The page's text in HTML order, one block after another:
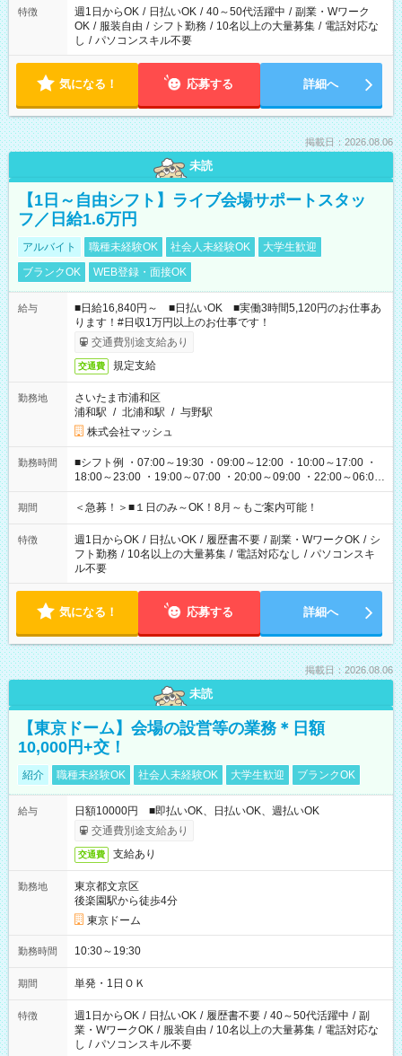
特徴 週1日からOK / 日払いOK / 40～50代活躍中 / 副業・Wワーク
OK / 服装自由 / シフト勤務 / 10名以上の大量募集 / 電話対応な
し / パソコンスキル不要
気になる！ 応募する 詳細へ
掲載日：2026.08.06
未読
【1日～自由シフト】ライブ会場サポートスタッ
フ／日給1.6万円
アルバイト 職種未経験OK 社会人未経験OK
大学生歓迎
ブランクOK
WEB登録・面接OK
給与
■日給16,840円～ ■日払いOK ■実働3時間5,120円のお仕事あ
ります！#日収1万円以上のお仕事です！
交通費別途支給あり
交通費 規定支給
勤務地
さいたま市浦和区
浦和駅 / 北浦和駅 / 与野駅
株式会社マッシュ
勤務時間
■シフト例 ・07:00～19:30 ・09:00～12:00 ・10:00～17:00 ・
18:00～23:00 ・19:00～07:00 ・20:00～09:00 ・22:00～06:00
etc ★最短で3時間で5,120円のお仕事から 15時間で2万円近く稼
げるお仕事も！ ご希望のお時間に合わせてご紹介！ ※シフトは
ください！
期間 ＜急募！＞■１日のみ～OK！8月～もご案内可能！
特徴 週1日からOK / 日払いOK / 履歴書不要 / 副業・WワークOK / シ
フト勤務 / 10名以上の大量募集 / 電話対応なし / パソコンスキ
ル不要
気になる！ 応募する 詳細へ
掲載日：2026.08.06
未読
【東京ドーム】会場の設営等の業務＊日額
10,000円+交！
紹介 職種未経験OK 社会人未経験OK 大学生歓迎 ブランクOK
給与
日額10000円 ■即払いOK、日払いOK、週払いOK
交通費別途支給あり
交通費 支給あり
勤務地
東京都文京区
後楽園駅から徒歩4分
東京ドーム
勤務時間 10:30～19:30
期間 単発・1日ＯＫ
特徴 週1日からOK / 日払いOK / 履歴書不要 / 40～50代活躍中 / 副
業・WワークOK / 服装自由 / 10名以上の大量募集 / 電話対応な
し / パソコンスキル不要